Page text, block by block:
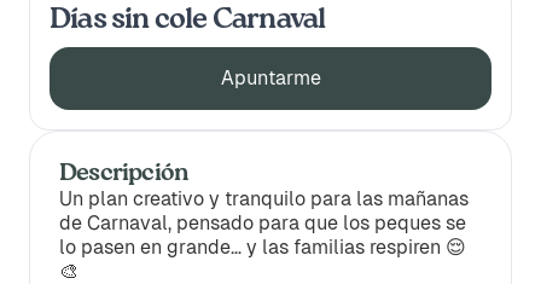
Días sin cole Carnaval
Apuntarme
Descripción
Un plan creativo y tranquilo para las mañanas
de Carnaval, pensado para que los peques se
lo pasen en grande… y las familias respiren 😌
🎨